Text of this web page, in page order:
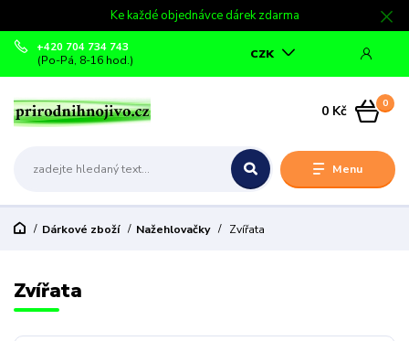
Ke každé objednávce dárek zdarma
Menu
CZK
+420 704 734 743
(Po-Pá, 8-16 hod.)
0
0 Kč
Dárkové zboží Nažehlovačky Zvířata
Zvířata